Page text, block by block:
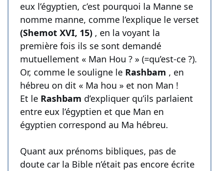
eux l’égyptien, c’est pourquoi la Manne se
nomme manne, comme l’explique le verset
(Shemot XVI, 15) , en la voyant la
première fois ils se sont demandé
mutuellement « Man Hou ? » (=qu’est-ce ?).
Or, comme le souligne le Rashbam , en
hébreu on dit « Ma hou » et non Man !
Et le Rashbam d’expliquer qu’ils parlaient
entre eux l’égyptien et que Man en
égyptien correspond au Ma hébreu.
Quant aux prénoms bibliques, pas de
doute car la Bible n’était pas encore écrite